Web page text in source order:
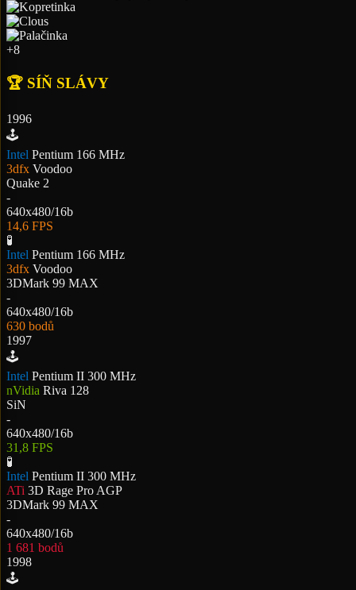
+8
🏆 SÍŇ SLÁVY
1996
🕹️
Intel Pentium 166 MHz
3dfx Voodoo
Quake 2
-
640x480/16b
14,6 FPS
🧪
Intel Pentium 166 MHz
3dfx Voodoo
3DMark 99 MAX
-
640x480/16b
630 bodů
1997
🕹️
Intel Pentium II 300 MHz
nVidia Riva 128
SiN
-
640x480/16b
31,8 FPS
🧪
Intel Pentium II 300 MHz
ATi 3D Rage Pro AGP
3DMark 99 MAX
-
640x480/16b
1 681 bodů
1998
🕹️